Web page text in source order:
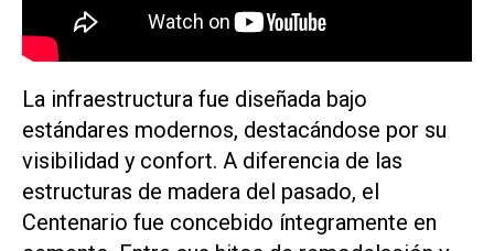
La infraestructura fue diseñada bajo
estándares modernos, destacándose por su
visibilidad y confort. A diferencia de las
estructuras de madera del pasado, el
Centenario fue concebido íntegramente en